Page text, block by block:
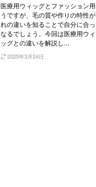
医療用ウィッグとファッション
うですが、毛の質や作りの特性
れの違いを知ることで自分に合
なるでしょう。今回は医療用ウ
ッグとの違いを解説し...
2025年3月24日